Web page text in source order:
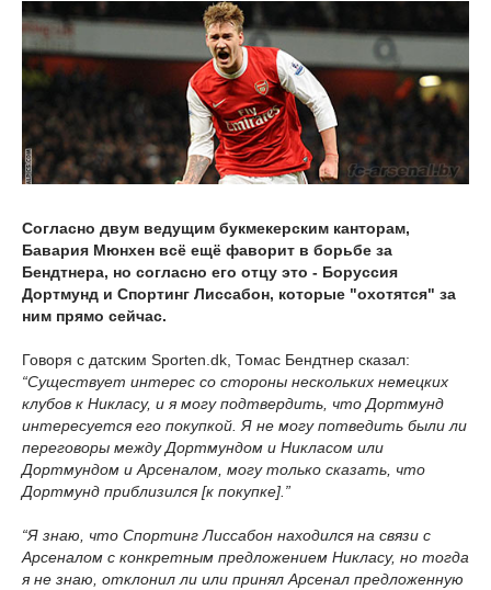
Согласно двум ведущим букмекерским канторам,
Бавария Мюнхен всё ещё фаворит в борьбе за
Бендтнера, но согласно его отцу это - Боруссия
Дортмунд и Спортинг Лиссабон, которые "охотятся" за
ним прямо сейчас.
Говоря с датским Sporten.dk, Томас Бендтнер сказал:
“Существует интерес со стороны нескольких немецких
клубов к Никласу, и я могу подтвердить, что Дортмунд
интересуется его покупкой. Я не могу потведить были ли
переговоры между Дортмундом и Никласом или
Дортмундом и Арсеналом, могу только сказать, что
Дортмунд приблизился [к покупке].”
“Я знаю, что Спортинг Лиссабон находился на связи с
Арсеналом с конкретным предложением Никласу, но тогда
я не знаю, отклонил ли или принял Арсенал предложенную